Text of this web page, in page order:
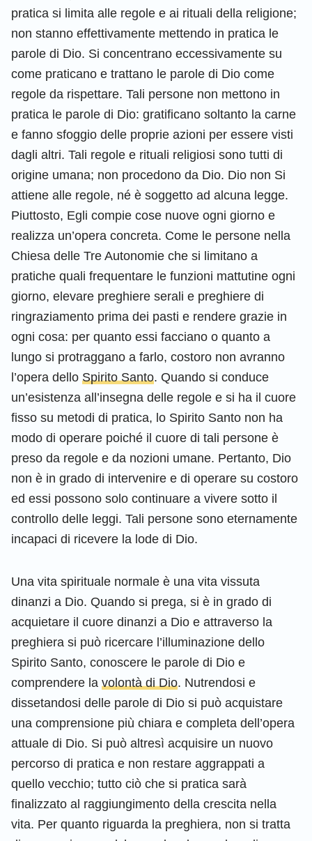
pratica si limita alle regole e ai rituali della religione;
non stanno effettivamente mettendo in pratica le
parole di Dio. Si concentrano eccessivamente su
come praticano e trattano le parole di Dio come
regole da rispettare. Tali persone non mettono in
pratica le parole di Dio: gratificano soltanto la carne
e fanno sfoggio delle proprie azioni per essere visti
dagli altri. Tali regole e rituali religiosi sono tutti di
origine umana; non procedono da Dio. Dio non Si
attiene alle regole, né è soggetto ad alcuna legge.
Piuttosto, Egli compie cose nuove ogni giorno e
realizza un’opera concreta. Come le persone nella
Chiesa delle Tre Autonomie che si limitano a
pratiche quali frequentare le funzioni mattutine ogni
giorno, elevare preghiere serali e preghiere di
ringraziamento prima dei pasti e rendere grazie in
ogni cosa: per quanto essi facciano o quanto a
lungo si protraggano a farlo, costoro non avranno
l’opera dello Spirito Santo. Quando si conduce
un’esistenza all’insegna delle regole e si ha il cuore
fisso su metodi di pratica, lo Spirito Santo non ha
modo di operare poiché il cuore di tali persone è
preso da regole e da nozioni umane. Pertanto, Dio
non è in grado di intervenire e di operare su costoro
ed essi possono solo continuare a vivere sotto il
controllo delle leggi. Tali persone sono eternamente
incapaci di ricevere la lode di Dio.
Una vita spirituale normale è una vita vissuta
dinanzi a Dio. Quando si prega, si è in grado di
acquietare il cuore dinanzi a Dio e attraverso la
preghiera si può ricercare l’illuminazione dello
Spirito Santo, conoscere le parole di Dio e
comprendere la volontà di Dio. Nutrendosi e
dissetandosi delle parole di Dio si può acquistare
una comprensione più chiara e completa dell’opera
attuale di Dio. Si può altresì acquisire un nuovo
percorso di pratica e non restare aggrappati a
quello vecchio; tutto ciò che si pratica sarà
finalizzato al raggiungimento della crescita nella
vita. Per quanto riguarda la preghiera, non si tratta